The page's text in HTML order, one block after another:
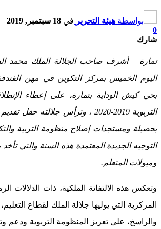
بواسطة هيئة التحرير في 18 سبتمبر, 2019
0
شارك
تمارة – أشرف صاحب الجلالة الملك محمد
اليوم الخميس بمركز التكوين في مهن
بحي كيش الوداية بتمارة، على إعطاء
التربوية 2019-2020 ، وترأس جلالته
بحصيلة ومستجدات إصلاح منظومة التربية
التوجيه الجديدة المعتمدة هذه السنة والتي تأخد
وميولات المتعلم.
وتعكس هذه الالتفاتة الملكية، ذات الدلالات
المركزية التي يوليها جلالة الملك لقطاع
والراسخ، على تعزيز المنظومة التربوية ودعم